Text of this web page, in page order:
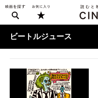
ビートルジュース